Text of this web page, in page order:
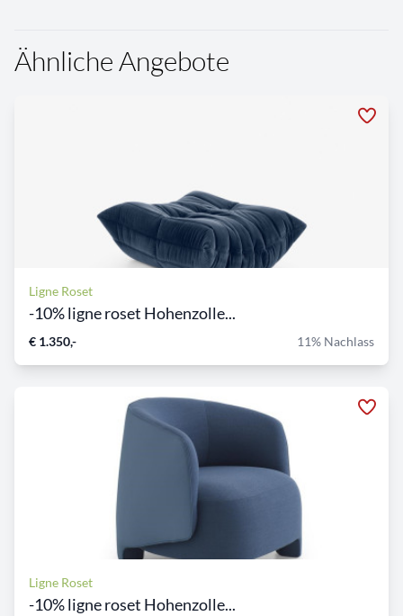
Ähnliche Angebote
Ligne Roset
-10% ligne roset Hohenzolle...
€ 1.350,- 11% Nachlass
Ligne Roset
-10% ligne roset Hohenzolle...